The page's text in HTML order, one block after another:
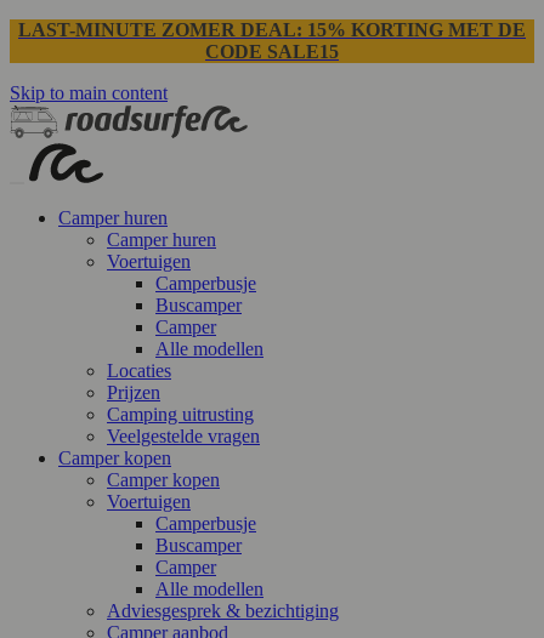
LAST-MINUTE ZOMER DEAL: 15% KORTING MET DE
CODE SALE15
Skip to main content
Camper huren
Camper huren
Voertuigen
Camperbusje
Buscamper
Camper
Alle modellen
Locaties
Prijzen
Camping uitrusting
Veelgestelde vragen
Camper kopen
Camper kopen
Voertuigen
Camperbusje
Buscamper
Camper
Alle modellen
Adviesgesprek & bezichtiging
Camper aanbod